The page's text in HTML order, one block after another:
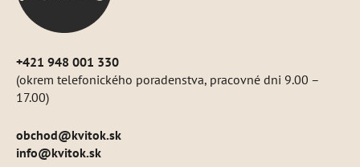
+421 948 001 330
(okrem telefonického poradenstva, pracovné dni 9.00 –
17.00)
obchod@kvitok.sk
info@kvitok.sk